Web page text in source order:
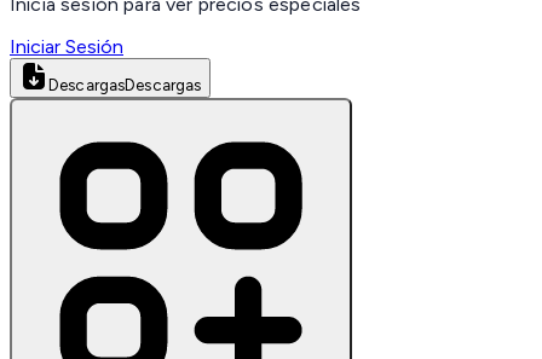
Iniciar Sesión
DescargasDescargas